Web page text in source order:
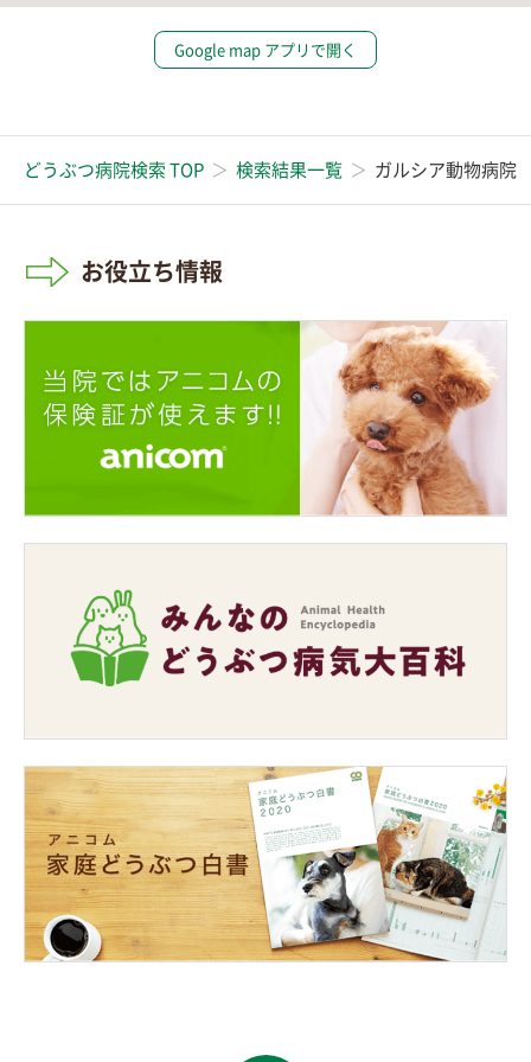
Google map アプリで開く
どうぶつ病院検索 TOP 検索結果一覧 ガルシア動物病院
お役立ち情報